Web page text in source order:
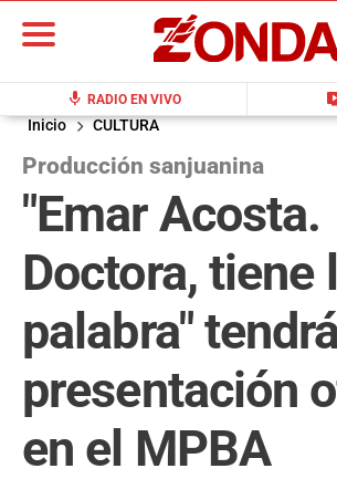
mic RADIO EN VIVO
Inicio CULTURA
Producción sanjuanina
"Emar Acosta.
Doctora, tiene
palabra"
presentación
en el MPBA